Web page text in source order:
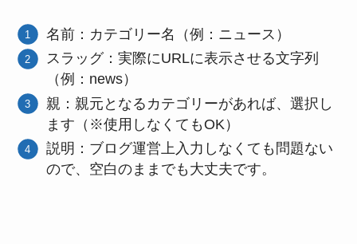
名前：カテゴリー名（例：ニュース）
スラッグ：実際にURLに表示させる文字列
（例：news）
親：親元となるカテゴリーがあれば、選択し
ます（※使用しなくてもOK）
説明：ブログ運営上入力しなくても問題ない
ので、空白のままでも大丈夫です。